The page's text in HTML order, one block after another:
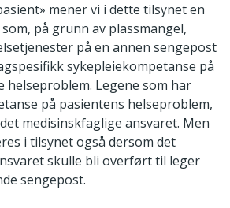
mener vi i dette tilsynet en
på grunn av plassmangel,
på en annen sengepost
sykepleiekompetanse på
helseproblem. Legene som har
på pasientens helseproblem,
medisinskfaglige ansvaret. Men
i tilsynet også dersom det
skulle bli overført til leger
sengepost.